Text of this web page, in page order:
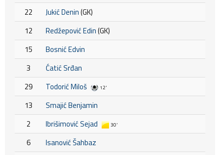
22
Jukić Denin(GK)
12
Redžepović Edin(GK)
15
Bosnić Edvin
3
Ćatić Srđan
29
Todorić Miloš 12'
13
Smajić Benjamin
2
Ibrišimović Sejad 30'
6
Isanović Šahbaz